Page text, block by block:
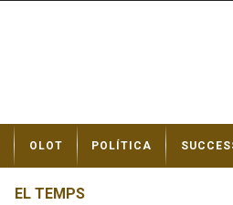
t
OLOT POLÍTICA
EL TEMPS